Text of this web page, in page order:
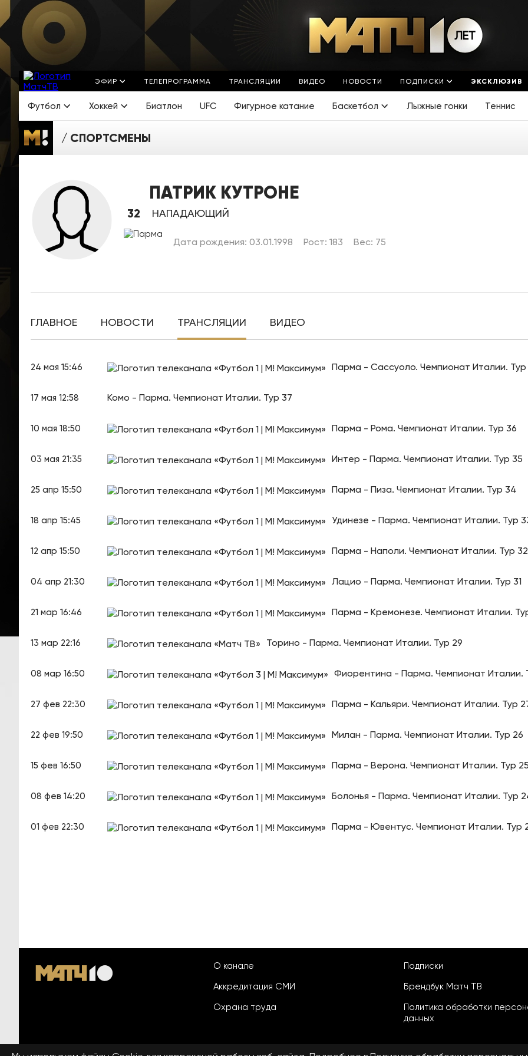
ЭФИР ТЕЛЕПРОГРАММА ТРАНСЛЯЦИИ ВИДЕО НОВОСТИ ПОДПИСКИ ЭКСКЛЮЗИВ
Футбол Хоккей Биатлон UFC Фигурное катание Баскетбол Лыжные гонки Теннис
СПОРТСМЕНЫ
ПАТРИК КУТРОНЕ
32 НАПАДАЮЩИЙ
Дата рождения: 03.01.1998 Рост: 183 Вес: 75
ГЛАВНОЕ НОВОСТИ ТРАНСЛЯЦИИ ВИДЕО
24 мая 15:46 Парма - Сассуоло. Чемпионат Италии. Тур
17 мая 12:58 Комо - Парма. Чемпионат Италии. Тур 37
10 мая 18:50 Парма - Рома. Чемпионат Италии. Тур 36
03 мая 21:35 Интер - Парма. Чемпионат Италии. Тур 35
25 апр 15:50 Парма - Пиза. Чемпионат Италии. Тур 34
18 апр 15:45 Удинезе - Парма. Чемпионат Италии. Тур
12 апр 15:50 Парма - Наполи. Чемпионат Италии. Тур 32
04 апр 21:30 Лацио - Парма. Чемпионат Италии. Тур 31
21 мар 16:46 Парма - Кремонезе. Чемпионат Италии.
13 мар 22:16 Торино - Парма. Чемпионат Италии. Тур 29
08 мар 16:50 Фиорентина - Парма. Чемпионат Италии.
27 фев 22:30 Парма - Кальяри. Чемпионат Италии. Тур
22 фев 19:50 Милан - Парма. Чемпионат Италии. Тур 26
15 фев 16:50 Парма - Верона. Чемпионат Италии. Тур
08 фев 14:20 Болонья - Парма. Чемпионат Италии. Тур
01 фев 22:30 Парма - Ювентус. Чемпионат Италии. Тур
О канале
Аккредитация СМИ
Охрана труда
Подписки
Брендбук Матч ТВ
Политика обработки
данных